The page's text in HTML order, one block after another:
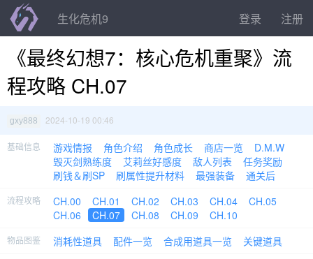
登录 注册
生化危机9
《最终幻想7：核心危机重聚》流
程攻略 CH.07
gxy888 2024-10-19 00:46
基础信息 游戏情报 角色介绍 角色成长 商店一览
D.M.W
毁灭剑熟练度
艾莉丝好感度 敌人列表
任务奖励
刷钱＆刷SP
刷属性提升材料 最强装备 通关后
流程攻略 CH.00 CH.01 CH.02 CH.03 CH.04
CH.05
CH.06
CH.07 CH.08 CH.09 CH.10
物品图鉴 消耗性道具 配件一览 合成用道具一览 关键道具